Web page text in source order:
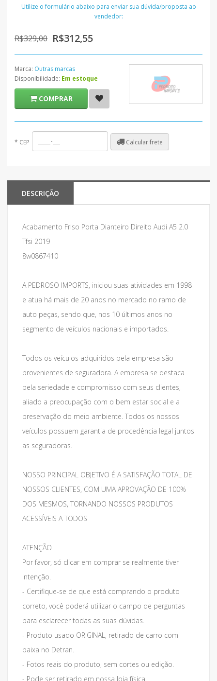
Utilize o formulário abaixo para enviar sua dúvida/proposta ao
vendedor:
R$329,00 R$312,55
Marca: Outras marcas
Disponibilidade: Em estoque
COMPRAR
* CEP Calcular frete
DESCRIÇÃO
Acabamento Friso Porta Dianteiro Direito Audi A5 2.0
Tfsi 2019
8w0867410
A PEDROSO IMPORTS, iniciou suas atividades em 1998
e atua há mais de 20 anos no mercado no ramo de
auto peças, sendo que, nos 10 últimos anos no
segmento de veículos nacionais e importados.
Todos os veículos adquiridos pela empresa são
provenientes de seguradora. A empresa se destaca
pela seriedade e compromisso com seus clientes,
aliado a preocupação com o bem estar social e a
preservação do meio ambiente. Todos os nossos
veículos possuem garantia de procedência legal juntos
as seguradoras.
NOSSO PRINCIPAL OBJETIVO É A SATISFAÇÃO TOTAL DE
NOSSOS CLIENTES, COM UMA APROVAÇÃO DE 100%
DOS MESMOS, TORNANDO NOSSOS PRODUTOS
ACESSÍVEIS A TODOS
ATENÇÃO
Por favor, só clicar em comprar se realmente tiver
intenção.
- Certifique-se de que está comprando o produto
correto, você poderá utilizar o campo de perguntas
para esclarecer todas as suas dúvidas.
- Produto usado ORIGINAL, retirado de carro com
baixa no Detran.
- Fotos reais do produto, sem cortes ou edição.
- Pode ser retirado em nossa loja física.